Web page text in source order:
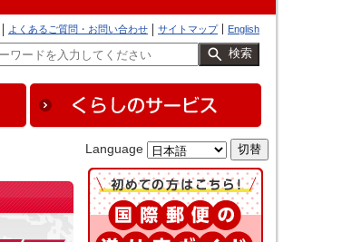
English
サイトマップ
よくあるご質問・お問い合わせ
検索
Language